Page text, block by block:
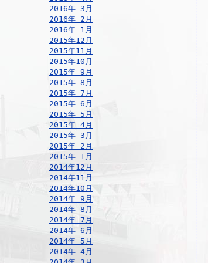
2016年 3月
2016年 2月
2016年 1月
2015年12月
2015年11月
2015年10月
2015年 9月
2015年 8月
2015年 7月
2015年 6月
2015年 5月
2015年 4月
2015年 3月
2015年 2月
2015年 1月
2014年12月
2014年11月
2014年10月
2014年 9月
2014年 8月
2014年 7月
2014年 6月
2014年 5月
2014年 4月